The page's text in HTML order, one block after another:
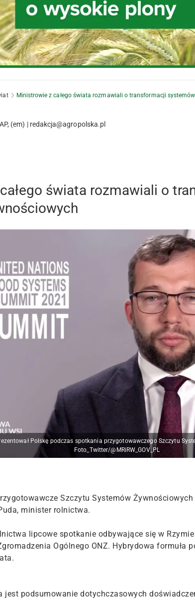
Ministrowie z całego świata rozmawiali o transformacji
(em) | redakcja@agropolska.pl
świata rozmawiali o
Polskę podczas spotkania przygotowawczego Szczytu
Foto_Twitter/@MRiRW_GOV_PL
Szczytu Systemów
minister rolnictwa.
lipcowe spotkanie odbywające się w
Ogólnego ONZ. Hybrydowa formuła
jest podsumowanie dotychczasowych